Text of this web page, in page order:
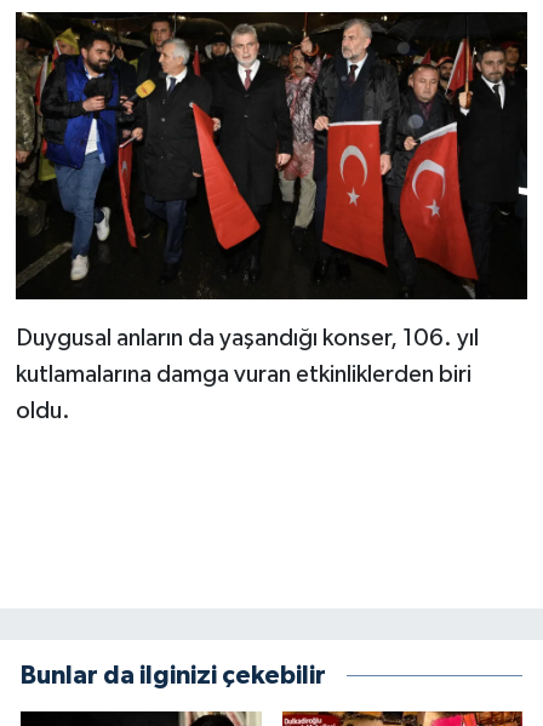
Duygusal anların da yaşandığı konser, 106. yıl
kutlamalarına damga vuran etkinliklerden biri
oldu.
Bunlar da ilginizi çekebilir
YARIŞMALAR
TANITIM
HABERDE İNSAN